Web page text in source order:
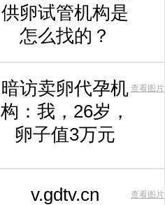
供卵试管机构是
怎么找的？
暗访卖卵代孕机
构：我，26岁，
卵子值3万元
查看图片
v.gdtv.cn 查看图片